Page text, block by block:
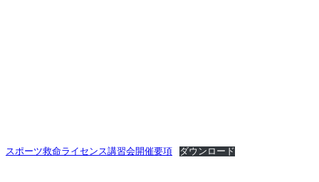
スポーツ救命ライセンス講習会開催要項 ダウンロード